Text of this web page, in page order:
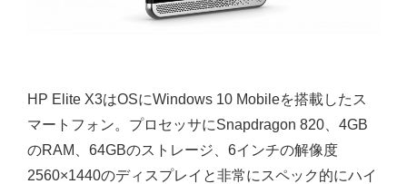
HP Elite X3はOSにWindows 10 Mobileを搭載したス
マートフォン。プロセッサにSnapdragon 820、4GB
のRAM、64GBのストレージ、6インチの解像度
2560×1440のディスプレイと非常にスペック的にハイ